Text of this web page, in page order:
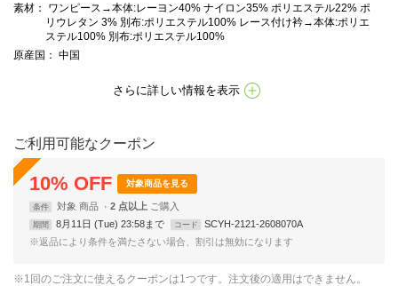
素材 ： ワンピース→本体:レーヨン40% ナイロン35% ポリエステル22% ポ
リウレタン 3% 別布:ポリエステル100% レース付け衿→本体:ポリエ
ステル100% 別布:ポリエステル100%
原産国 ： 中国
さらに詳しい情報を表示
ご利用可能なクーポン
10% OFF 対象商品を見る
条件 対象 商品 2 点以上
期間 8月11日 (Tue) 23:58まで コード
SCYH-2121-2608070A
※返品により条件を満たさない場合、割引は無効になります
※1回のご注文に使えるクーポンは1つです。注文後の適用はできません。